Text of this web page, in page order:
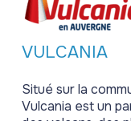
VULCANIA
Situé sur la
Vulcania est un